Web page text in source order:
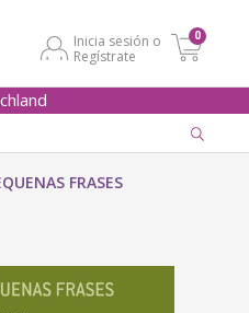
Inicia sesión o
Regístrate
0
FRASES